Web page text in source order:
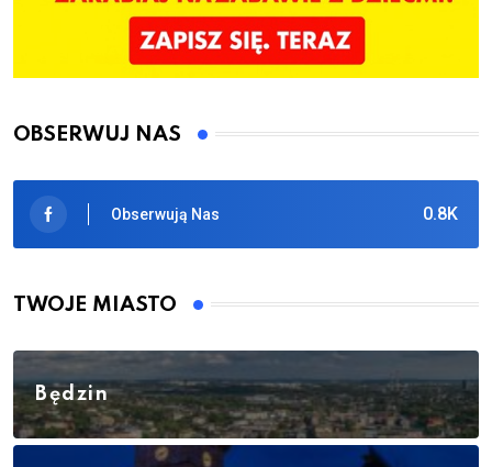
OBSERWUJ NAS
0.8K
Obserwują Nas
TWOJE MIASTO
Będzin